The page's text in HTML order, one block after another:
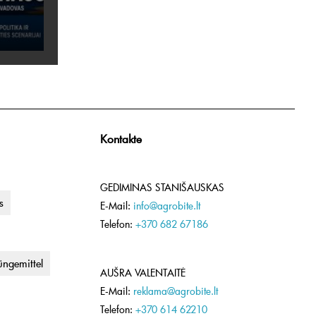
Kontakte
GEDIMINAS STANIŠAUSKAS
E-Mail: info@agrobite.lt
Telefon: +370 682 67186
AUŠRA VALENTAITĖ
E-Mail: reklama@agrobite.lt
Telefon: +370 614 62210